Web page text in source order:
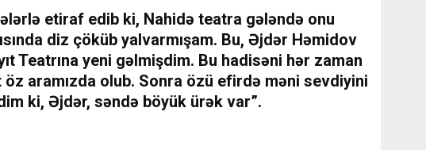
etiraf edib ki, Nahidə teatra gələndə onu
diz çöküb yalvarmışam. Bu, Əjdər Həmidov
Teatrına yeni gəlmişdim. Bu hadisəni hər zaman
aramızda olub. Sonra özü efirdə məni sevdiyini
ki, Əjdər, səndə böyük ürək var”.